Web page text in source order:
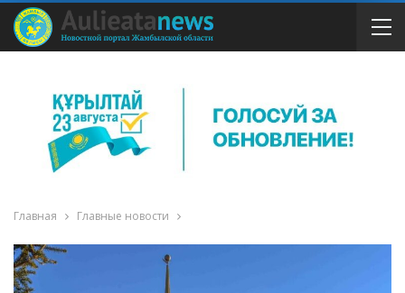
Главная Главные новости